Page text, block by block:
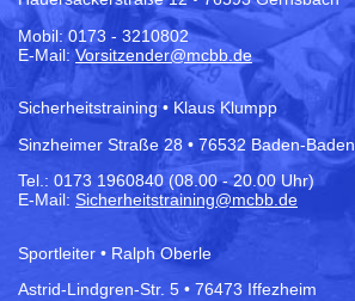
Mobil: 0173 - 3210802
E-Mail:Vorsitzender@mcbb.de
Sicherheitstraining • Klaus Klumpp
Sinzheimer Straße 28 • 76532 Baden-Baden
Tel.: 0173 1960840 (08.00 - 20.00 Uhr)
E-Mail: Sicherheitstraining@mcbb.de
Sportleiter • Ralph Oberle
Astrid-Lindgren-Str. 5 • 76473 Iffezheim